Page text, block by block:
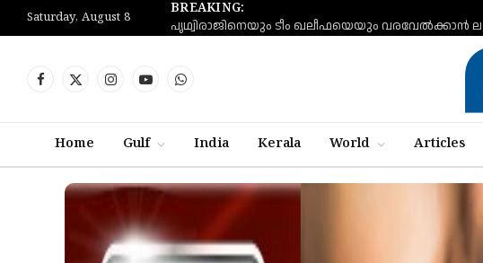
Saturday, August 8
BREAKING:
Facebook
X
InstagramYouTubeWhatsApp
Home Gulf India Kerala World Articles